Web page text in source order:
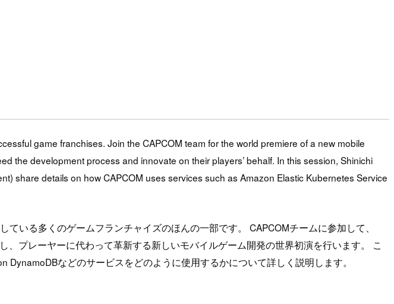
game franchises. Join the CAPCOM team for the world premiere of a new mobile
the development process and innovate on their players’ behalf. In this session, Shinichi
share details on how CAPCOM uses services such as Amazon Elastic Kubernetes Service
いる多くのゲームフランチャイズのほんの一部です。 CAPCOMチームに参加して、
プレーヤーに代わって革新する新しいモバイルゲーム開発の世界初演を行います。 こ
などのサービスをどのように使用するかについて詳しく説明します。